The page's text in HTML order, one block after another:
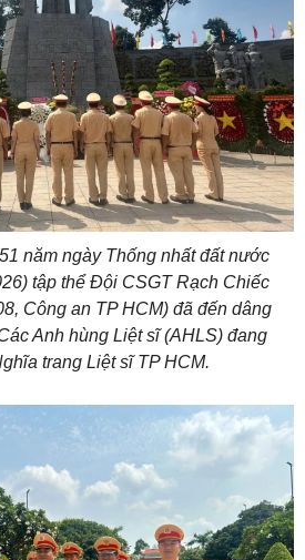
năm ngày Thống nhất đất nước
tập thể Đội CSGT Rạch Chiếc
Công an TP HCM) đã đến dâng
Anh hùng Liệt sĩ (AHLS) đang
trang Liệt sĩ TP HCM.